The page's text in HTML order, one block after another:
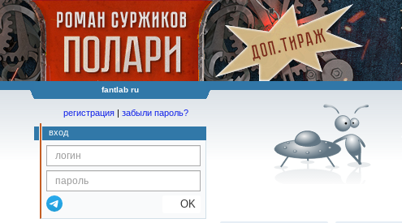
fantlab ru
регистрация | забыли пароль?
вход
OK